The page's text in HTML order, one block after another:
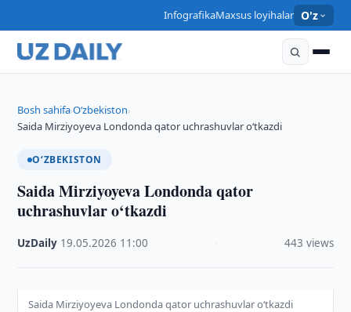
InfografikaMaxsus loyihalar O'z
Bosh sahifa›O‘zbekiston›
Saida Mirziyoyeva Londonda qator uchrashuvlar o‘tkazdi
O‘ZBEKISTON
Saida Mirziyoyeva Londonda qator
uchrashuvlar o‘tkazdi
UzDaily 19.05.2026 11:00 443 views
Saida Mirziyoyeva Londonda qator uchrashuvlar o‘tkazdi